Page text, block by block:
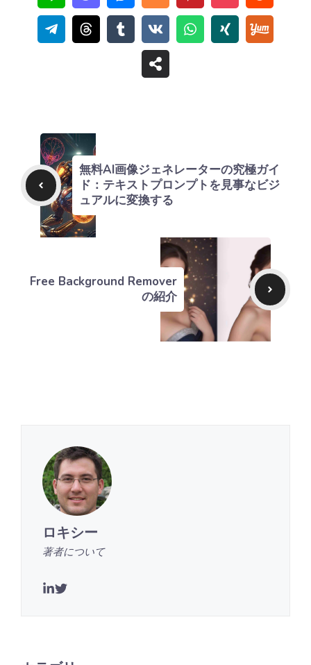
無料AI画像ジェネレーターの究極ガイ
ド：テキストプロンプトを見事なビジ
ュアルに変換する
Free Background Remover
の紹介
ロキシー
著者について